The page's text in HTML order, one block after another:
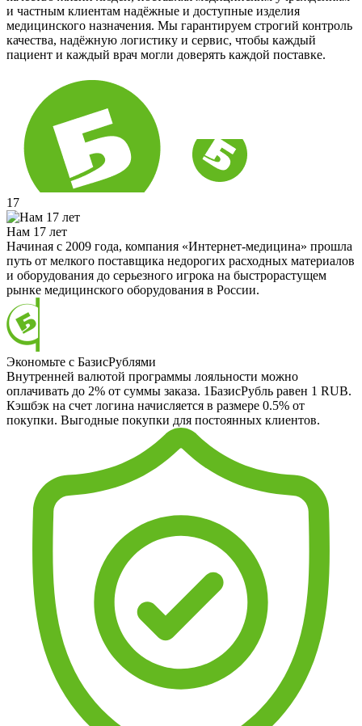
и частным клиентам надёжные и доступные изделия
медицинского назначения. Мы гарантируем строгий контроль
качества, надёжную логистику и сервис, чтобы каждый
пациент и каждый врач могли доверять каждой поставке.
17
Нам 17 лет
Начиная с 2009 года, компания «Интернет-медицина» прошла
путь от мелкого поставщика недорогих расходных материалов
и оборудования до серьезного игрока на быстрорастущем
рынке медицинского оборудования в России.
Экономьте с БазисРублями
Внутренней валютой программы лояльности можно
оплачивать до 2% от суммы заказа. 1БазисРубль равен 1 RUB.
Кэшбэк на счет логина начисляется в размере 0.5% от
покупки. Выгодные покупки для постоянных клиентов.